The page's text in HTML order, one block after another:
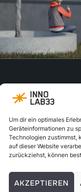
Um dir ein optimales
Geräteinformationen zu
Technologien zustimmst,
auf dieser Website
zurückziehst, können
AKZEPTIEREN
Folgt